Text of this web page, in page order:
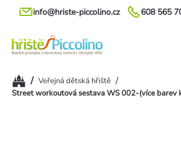
Přejít
608 565
info@hriste-piccolino.cz
Domů/ Veřejná dětská hřiště /
Street workoutová sestava WS 002-(více barev